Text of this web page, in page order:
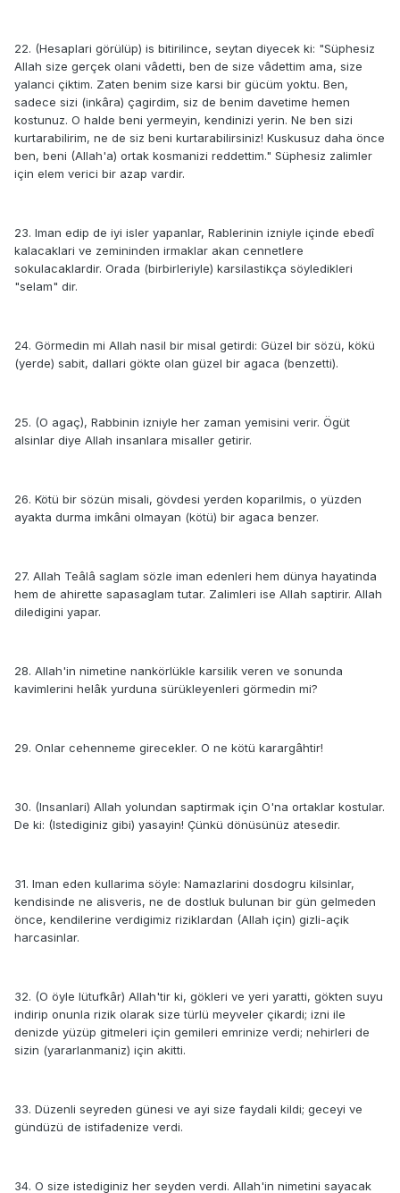
22. (Hesaplari görülüp) is bitirilince, seytan diyecek ki: "Süphesiz
Allah size gerçek olani vâdetti, ben de size vâdettim ama, size
yalanci çiktim. Zaten benim size karsi bir gücüm yoktu. Ben,
sadece sizi (inkâra) çagirdim, siz de benim davetime hemen
kostunuz. O halde beni yermeyin, kendinizi yerin. Ne ben sizi
kurtarabilirim, ne de siz beni kurtarabilirsiniz! Kuskusuz daha önce
ben, beni (Allah'a) ortak kosmanizi reddettim." Süphesiz zalimler
için elem verici bir azap vardir.
23. Iman edip de iyi isler yapanlar, Rablerinin izniyle içinde ebedî
kalacaklari ve zemininden irmaklar akan cennetlere
sokulacaklardir. Orada (birbirleriyle) karsilastikça söyledikleri
"selam" dir.
24. Görmedin mi Allah nasil bir misal getirdi: Güzel bir sözü, kökü
(yerde) sabit, dallari gökte olan güzel bir agaca (benzetti).
25. (O agaç), Rabbinin izniyle her zaman yemisini verir. Ögüt
alsinlar diye Allah insanlara misaller getirir.
26. Kötü bir sözün misali, gövdesi yerden koparilmis, o yüzden
ayakta durma imkâni olmayan (kötü) bir agaca benzer.
27. Allah Teâlâ saglam sözle iman edenleri hem dünya hayatinda
hem de ahirette sapasaglam tutar. Zalimleri ise Allah saptirir. Allah
diledigini yapar.
28. Allah'in nimetine nankörlükle karsilik veren ve sonunda
kavimlerini helâk yurduna sürükleyenleri görmedin mi?
29. Onlar cehenneme girecekler. O ne kötü karargâhtir!
30. (Insanlari) Allah yolundan saptirmak için O'na ortaklar kostular.
De ki: (Istediginiz gibi) yasayin! Çünkü dönüsünüz atesedir.
31. Iman eden kullarima söyle: Namazlarini dosdogru kilsinlar,
kendisinde ne alisveris, ne de dostluk bulunan bir gün gelmeden
önce, kendilerine verdigimiz riziklardan (Allah için) gizli-açik
harcasinlar.
32. (O öyle lütufkâr) Allah'tir ki, gökleri ve yeri yaratti, gökten suyu
indirip onunla rizik olarak size türlü meyveler çikardi; izni ile
denizde yüzüp gitmeleri için gemileri emrinize verdi; nehirleri de
sizin (yararlanmaniz) için akitti.
33. Düzenli seyreden günesi ve ayi size faydali kildi; geceyi ve
gündüzü de istifadenize verdi.
34. O size istediginiz her seyden verdi. Allah'in nimetini sayacak